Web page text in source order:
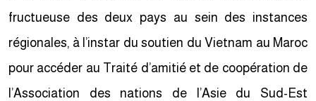
fructueuse des deux pays au sein des instances
régionales, à l’instar du soutien du Vietnam au Maroc
pour accéder au Traité d’amitié et de coopération de
l’Association des nations de l’Asie du Sud-Est